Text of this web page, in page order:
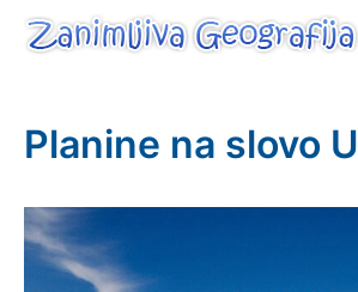
Skip
Planine na slovo U